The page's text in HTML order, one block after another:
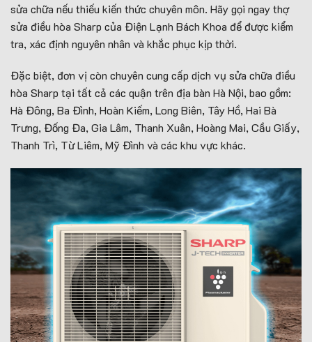
sửa chữa nếu thiếu kiến thức chuyên môn. Hãy gọi ngay thợ
sửa điều hòa Sharp của Điện Lạnh Bách Khoa để được kiểm
tra, xác định nguyên nhân và khắc phục kịp thời.
Đặc biệt, đơn vị còn chuyên cung cấp dịch vụ sửa chữa điều
hòa Sharp tại tất cả các quận trên địa bàn Hà Nội, bao gồm:
Hà Đông, Ba Đình, Hoàn Kiếm, Long Biên, Tây Hồ, Hai Bà
Trưng, Đống Đa, Gia Lâm, Thanh Xuân, Hoàng Mai, Cầu Giấy,
Thanh Trì, Từ Liêm, Mỹ Đình và các khu vực khác.